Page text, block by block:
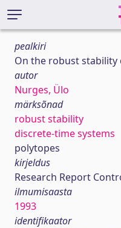
pealkiri
On the robust stability
autor
Nurges, Ülo
märksõnad
robust stability
discrete-time systems
polytopes
kirjeldus
Research Report
ilmumisaasta
1993
identifikaator